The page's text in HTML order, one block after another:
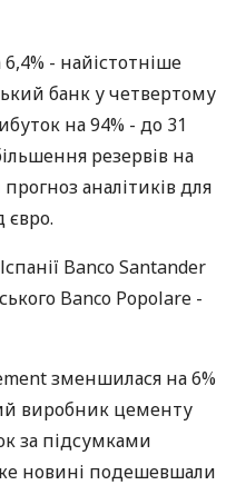
- найістотніше
банк у четвертому
на 94% - до 31
резервів на
аналітиків для
євро.
Banco Santander
Banco Popolare -
зменшилася на 6%
виробник цементу
за підсумками
новині подешевшали